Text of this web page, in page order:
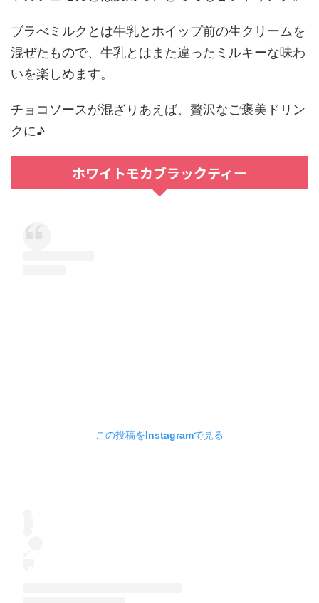
ブラべミルクとは牛乳とホイップ前の生クリームを
混ぜたもので、牛乳とはまた違ったミルキーな味わ
いを楽しめます。
チョコソースが混ざりあえば、贅沢なご褒美ドリン
クに♪
ホワイトモカブラックティー
この投稿をInstagramで見る